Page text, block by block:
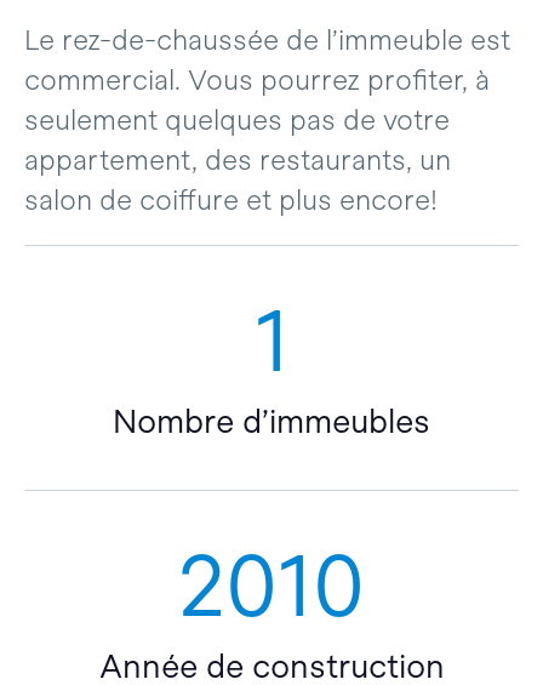
Le rez-de-chaussée de l’immeuble est
commercial. Vous pourrez profiter, à
seulement quelques pas de votre
appartement, des restaurants, un
salon de coiffure et plus encore!
1
Nombre d’immeubles
2010
Année de construction